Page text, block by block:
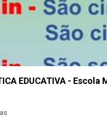
EDUCATIVA -